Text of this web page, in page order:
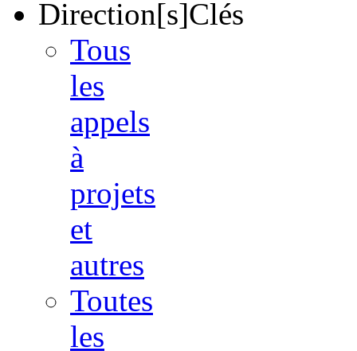
Direction[s]Clés
Tous
les
appels
à
projets
et
autres
Toutes
les